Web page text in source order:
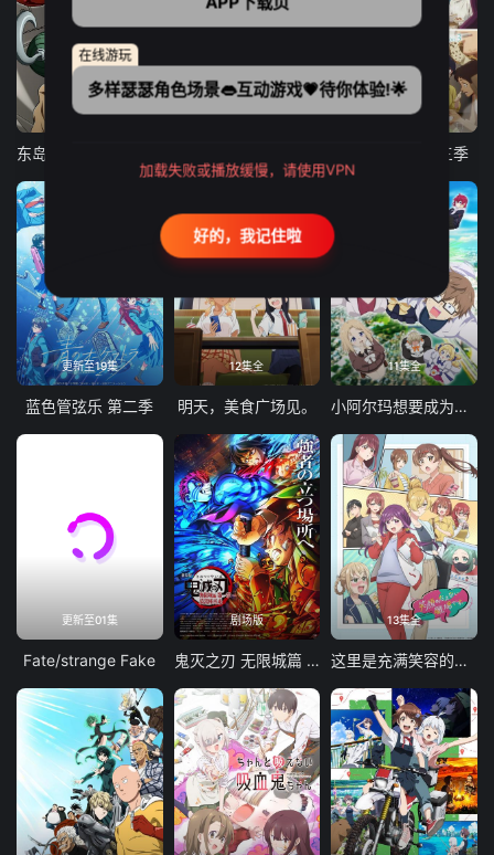
24集全 更新至21集 更新至18集
致不灭的你 第三季
更新至19集
蓝色管弦乐 第二季
12集全
明天，美食广场见。
11集全
小阿尔玛想要成为家人
更新至01集
Fate/strange Fake
剧场版
鬼灭之刃 无限城篇 第一章 猗窝座再袭
13集全
这里是充满笑容的职场。
在线游玩
多样瑟瑟角色场景👄互动游戏💗待你体验!🌟
加载失败或播放缓慢，请使用VPN
好的，我记住啦